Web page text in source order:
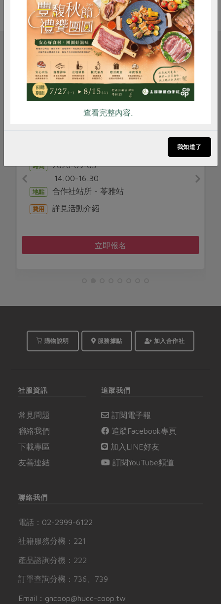
相關活動
料理/教作
時間 2026-09-05
14:00-16:30
地點 合作社站所 - 苓雅站
費用 詳見活動介紹
立即報名
購物說明 服務據點 加入合作社
社服資訊
常見問題
聯絡我們
下載專區
友善連結
追蹤我們
訂閱電子報
追蹤Facebook專頁
加入LINE好友
訂閱YouTube頻道
聯絡我們
電話： 02-2999-6122
社籍服務分機：221
產品諮詢分機：222
訂單查詢分機：736、739
Email：gncoop@hucc-coop.tw
惜食 RPET 食譜 減硝酸鹽
雞蛋 食安 共同購買
查看完整內容..
我知道了